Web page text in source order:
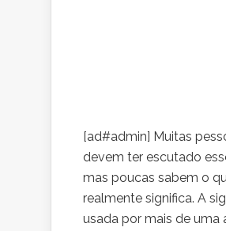
[ad#admin] Muitas
devem ter escutado
mas poucas sabem o
realmente significa. A
usada por mais de uma